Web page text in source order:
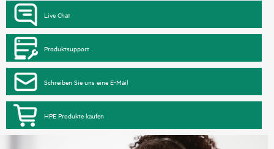
Live Chat
Produktsupport
Schreiben Sie uns eine E-Mail
HPE Produkte kaufen